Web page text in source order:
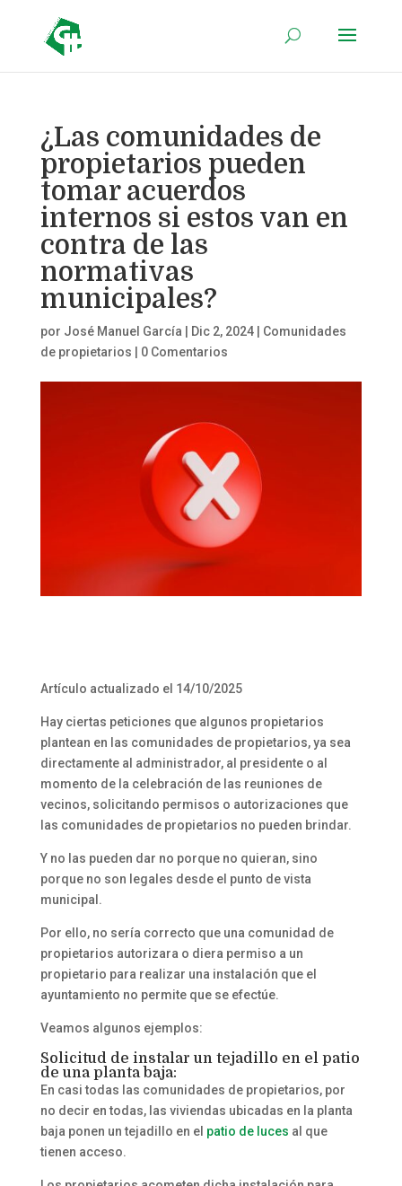
¿Las comunidades de
propietarios pueden
tomar acuerdos
internos si estos van en
contra de las
normativas
municipales?
por José Manuel García Dic 2, 2024| Comunidades
de propietarios
0 Comentarios
Artículo actualizado el 14/10/2025
Hay ciertas peticiones que algunos propietarios
plantean en las comunidades de propietarios, ya sea
directamente al administrador, al presidente o al
momento de la celebración de las reuniones de
vecinos, solicitando permisos o autorizaciones que
las comunidades de propietarios no pueden brindar.
Y no las pueden dar no porque no quieran, sino
porque no son legales desde el punto de vista
municipal.
Por ello, no sería correcto que una comunidad de
propietarios autorizara o diera permiso a un
propietario para realizar una instalación que el
ayuntamiento no permite que se efectúe.
Veamos algunos ejemplos:
Solicitud de instalar un tejadillo en el patio
de una planta baja:
En casi todas las comunidades de propietarios, por
no decir en todas, las viviendas ubicadas en la planta
baja ponen un tejadillo en el patio de luces al que
tienen acceso.